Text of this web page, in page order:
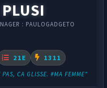
PLUSI
: PAULOGADGETO
21E 1311
CA GLISSE. #MA FEMME"